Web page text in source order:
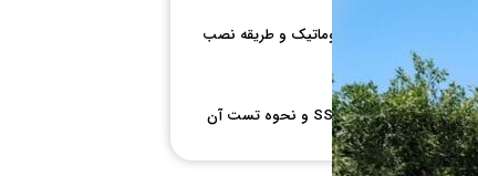
انواع کلید اتوماتیک و طریقه نصب
معایب رله SSR و نحوه تست آن